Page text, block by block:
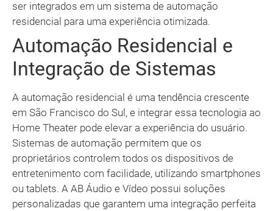
ser integrados em um sistema de automação
residencial para uma experiência otimizada.
Automação Residencial e
Integração de Sistemas
A automação residencial é uma tendência crescente
em São Francisco do Sul, e integrar essa tecnologia ao
Home Theater pode elevar a experiência do usuário.
Sistemas de automação permitem que os
proprietários controlem todos os dispositivos de
entretenimento com facilidade, utilizando smartphones
ou tablets. A AB Áudio e Vídeo possui soluções
personalizadas que garantem uma integração perfeita